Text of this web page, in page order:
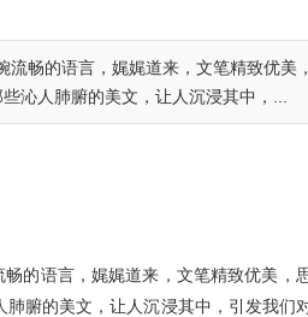
流畅的语言，娓娓道来，文笔精致优美
沁人肺腑的美文，让人沉浸其中，...
的语言，娓娓道来，文笔精致优美，
腑的美文，让人沉浸其中，引发我们